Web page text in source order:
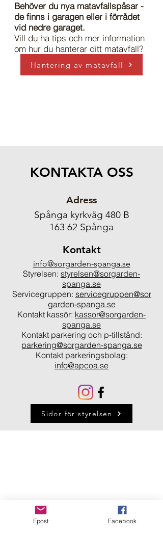
Behöver du nya matavfallspåsar -
de finns i garagen eller i förrådet
vid nedre garaget.
Vill du ha tips och mer information
om hur du hanterar ditt matavfall?
Hantering av matavfall
KONTAKTA OSS
Adress
Spånga kyrkväg 480 B
163 62 Spånga
Kontakt
info@sorgarden-spanga.se
Styrelsen: styrelsen@sorgarden-
spanga.se
Servicegruppen: servicegruppen@sor
garden-spanga.se
Kontakt kassör: kassor@sorgarden-
spanga.se
Kontakt parkering och p-tillstånd:
parkering@sorgarden-spanga.se
Kontakt parkeringsbolag:
info@apcoa.se
Sidor för styrelsen
Epost Facebook